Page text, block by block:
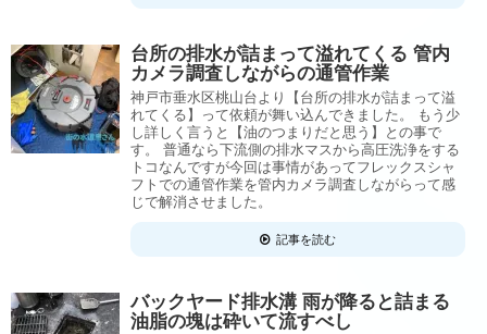
台所の排水が詰まって溢れてくる 管内
カメラ調査しながらの通管作業
神戸市垂水区桃山台より【台所の排水が詰まって溢
れてくる】って依頼が舞い込んできました。 もう少
し詳しく言うと【油のつまりだと思う】との事で
す。 普通なら下流側の排水マスから高圧洗浄をする
トコなんですが今回は事情があってフレックスシャ
フトでの通管作業を管内カメラ調査しながらって感
じで解消させました。
記事を読む
バックヤード排水溝 雨が降ると詰まる
油脂の塊は砕いて流すべし